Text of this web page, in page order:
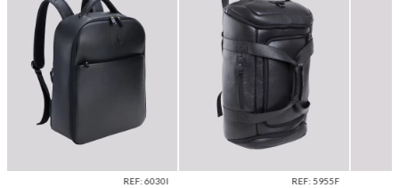
REF: 6030I REF: 5955F